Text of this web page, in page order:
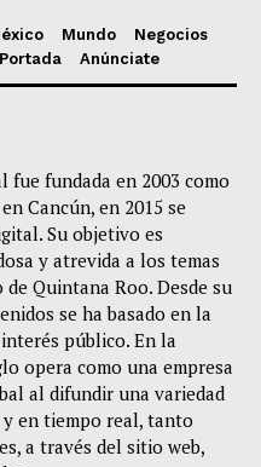
Mundo
Negocios
Portada Anúnciate
fue fundada en 2003 como
Cancún, en 2015 se
Su objetivo es
y atrevida a los temas
Quintana Roo. Desde su
se ha basado en la
público. En la
opera como una empresa
al difundir una variedad
en tiempo real, tanto
a través del sitio web,